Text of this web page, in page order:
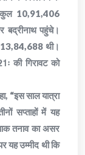
10,91,406
बद्रीनाथ पहुंचे।
थी।
की गिरावट को
“इस साल यात्रा
सप्ताहों में यह
तनाव का असर
यह उम्मीद थी कि